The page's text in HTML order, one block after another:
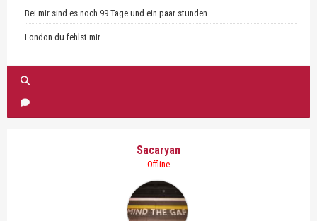
Bei mir sind es noch 99 Tage und ein paar stunden.
London du fehlst mir.
Sacaryan
Offline